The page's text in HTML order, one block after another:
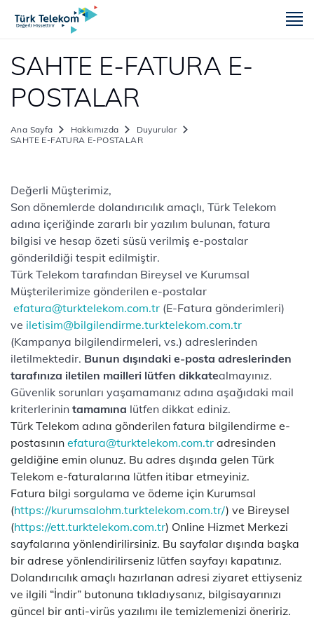
SAHTE E-FATURA E-
POSTALAR
Ana Sayfa Hakkımızda
Duyurular
SAHTE E-FATURA E-POSTALAR
​​​​​​Değerli Müşterimiz,
Son dönemlerde dolandırıcılık amaçlı, Türk Telekom
adına içeriğinde zararlı bir yazılım bulunan, fatura
bilgisi ve hesap özeti süsü verilmiş e-postalar
gönderildiği tespit edilmiştir.
Türk Telekom tarafından Bireysel ve Kurumsal
Müşterilerimize gönderilen e-postalar
efatura@turktelekom.com.tr (E-Fatura gönderimleri)
ve iletisim@bilgilendirme.turktelekom.com.tr
(Kampanya bilgilendirmeleri, vs.) adreslerinden
iletilmektedir. Bunun dışındaki e-posta adreslerinden
tarafınıza iletilen mailleri lütfen dikkatealmayınız.
Güvenlik sorunları yaşamamanız adına aşağıdaki mail
kriterlerinin tamamına lütfen dikkat ediniz.
Türk Telekom adına gönderilen fatura bilgilendirme e-
postasının efatura@turktelekom.com.tr adresinden
geldiğine emin olunuz. Bu adres dışında gelen Türk
Telekom e-faturalarına lütfen itibar etmeyiniz.
Fatura bilgi sorgulama ve ödeme için Kurumsal
(https://kurumsalohm.turktelekom.com.tr/) ve Bireysel
(https://ett.turktelekom.com.tr) Online Hizmet Merkezi
sayfalarına yönlendirilirsiniz. Bu sayfalar dışında başka
bir adrese yönlendirilirseniz lütfen sayfayı kapatınız.
Dolandırıcılık amaçlı hazırlanan adresi ziyaret ettiyseniz
ve ilgili “İndir” butonuna tıkladıysanız, bilgisayarınızı
güncel bir anti-virüs yazılımı ile temizlemenizi öneririz.